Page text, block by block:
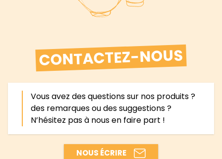
CONTACTEZ-NOUS
Vous avez des questions sur nos produits ?
des remarques ou des suggestions ?
N’hésitez pas à nous en faire part !
NOUS ÉCRIRE